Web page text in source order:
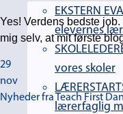
EKSTERN
elevernes
vores skoler
lærerfaglig
Yes! Verdens bedste
mig selv, at mit første
29
nov
Nyheder fra Teach First